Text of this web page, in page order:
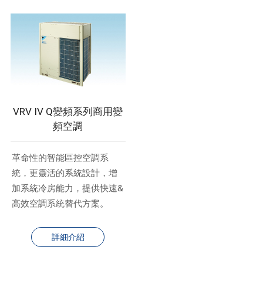
VRV IV Q變頻系列商用變
頻空調
革命性的智能區控空調系
統，更靈活的系統設計，增
加系統冷房能力，提供快速&
高效空調系統替代方案。
詳細介紹